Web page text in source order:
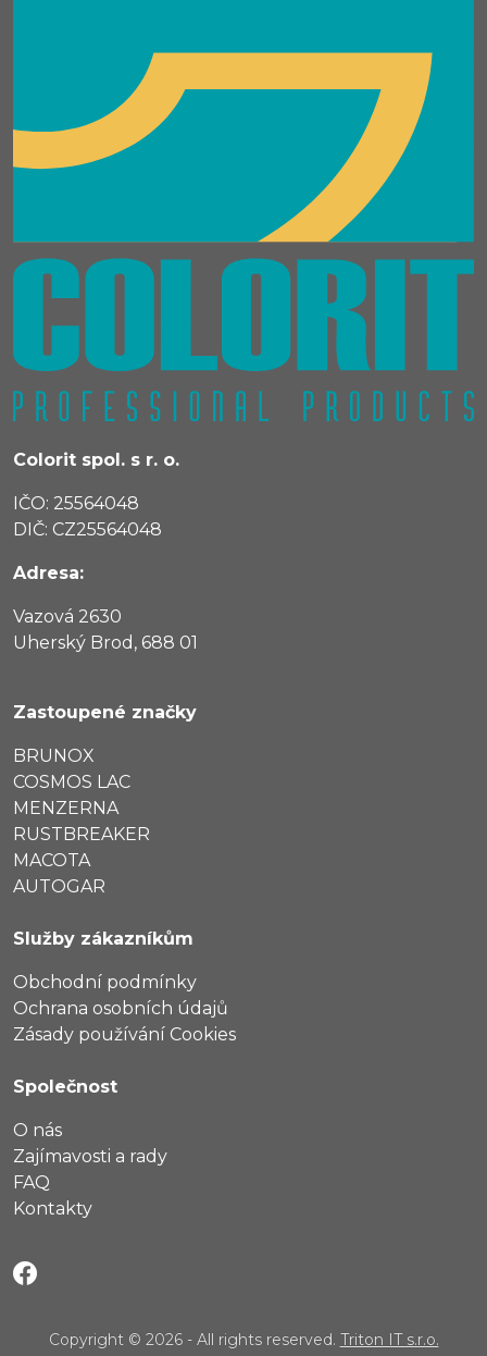
Colorit spol. s r. o.
IČO: 25564048
DIČ: CZ25564048
Adresa:
Vazová 2630
Uherský Brod, 688 01
Zastoupené značky
BRUNOX
COSMOS LAC
MENZERNA
RUSTBREAKER
MACOTA
AUTOGAR
Služby zákazníkům
Obchodní podmínky
Ochrana osobních údajů
Zásady používání Cookies
Společnost
O nás
Zajímavosti a rady
FAQ
Kontakty
Copyright © 2026 - All rights reserved. Triton IT s.r.o.